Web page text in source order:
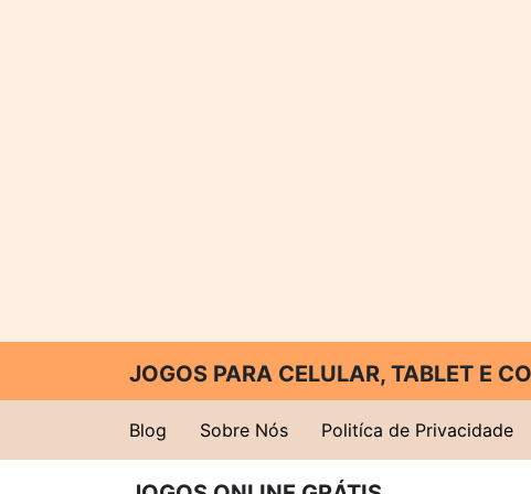
JOGOS PARA CELULAR, TABLET E
Blog Sobre Nós Politíca de Privacidade